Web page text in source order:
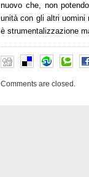
nuovo che, non
unità con gli altri uomini
è strumentalizzazione
Comments are closed.